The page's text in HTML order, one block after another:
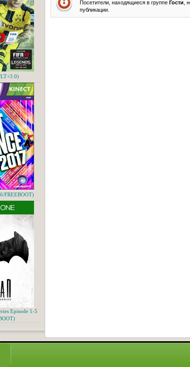
Посетители, находящиеся в группе Гости ,
публикации.
FREEBOOT)
Episode 1-5